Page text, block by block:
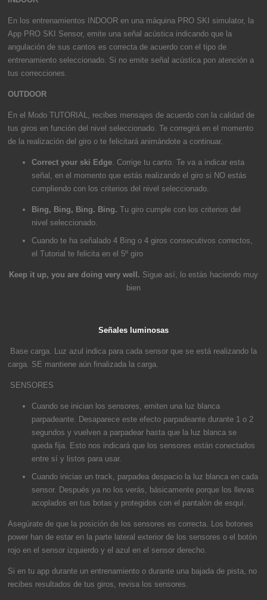
En los entrenamientos INDOOR en una máquina PRO SKI simulator, la
App PRO SKI Sensor, emite una señal acústica indicando que la
angulación de sus cantos es correcta de acuerdo con el tipo de
entrenamiento seleccionado. Si no emite señal acústica pon atención a
tus correcciones.
OUTDOOR
En el Modo TUTORIAL, recibes mensajes de acuerdo con la calidad de
tus giros en función del nivel seleccionado. Te corregirá en el momento
de la realización del giro o te felicitará animándote a continuar.
Correct your ski Edge. Corrige tu canto. Te va a indicar esta
señal, en el momento que estás realizando el giro si NO estás
cumpliendo con los criterios del nivel seleccionado.
Bing, Bing, Bing. Bing. Tu giro cumple con los criterios del
nivel seleccionado.
Cuando te ha señalado 4 Bing o 4 giros consecutivos correctos,
el Tutorial te felicita en el 5º giro
Keep it up, you are doing very well. Sigue así, lo estás haciendo muy
bien
Señales luminosas
Base carga. Luz azul indica para cada sensor que se está realizando la
carga. SE mantiene aún finalizada la carga.
SENSORES
Cuando se inician los sensores, emiten una luz blanca
parpadeante. Desaparece este efecto parpadeante durante 1 o 2
segundos y vuelven a parpadear hasta que la luz blanca se
queda fija. Esto nos indicará que los sensores están conectados
entre sí y listos para usar.
Cuando inicias un track, parpadea despacio la luz blanca en cada
sensor. Después ya no los verás, básicamente porque los llevas
acoplados en tus botas y protegidos con el pantalón de esquí.
Asegúrate de que la posición de los sensores es correcta. Los botones
power han de estar en la parte lateral exterior de los sensores o el botón
rojo en el sensor izquierdo y el azul en el sensor derecho.
Si en tu app durante un entrenamiento o durante una bajada de pista, no
recibes resultados de tus giros, revisa los sensores.